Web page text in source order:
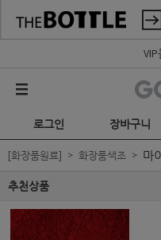
로그인 장바구니
[화장품원료] 화장품색조 마
추천상품